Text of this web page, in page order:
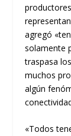
agregó
solamente
traspasa
muchos
algún
«Todos